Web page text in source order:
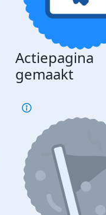
Actiepagina
gemaakt